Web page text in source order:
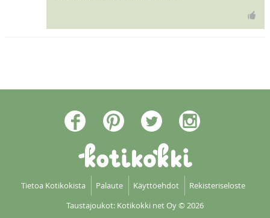
Tietoa Kotikokista Palaute Käyttöehdot
Rekisteriseloste
Taustajoukot: Kotikokki net Oy© 2026